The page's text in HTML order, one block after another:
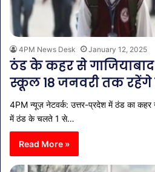
4PM News Desk January 12, 2025
ठंड के कहर से
स्कूल 18 जनवरी तक रहेंगे
4PM न्यूज़ नेटवर्क: उत्तर-प्रदेश में ठंड का कहर
में ठंड के चलते 1 से…
Read More »